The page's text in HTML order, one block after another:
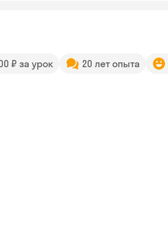
₽ за урок 20 лет опыта